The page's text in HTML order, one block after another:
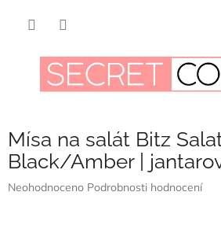
Mísa na salát Bitz
Black/Amber |
Průměrné
Neohodnoceno Podrobnosti hodnocení